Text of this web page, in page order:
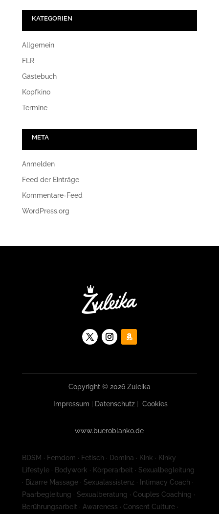
KATEGORIEN
Allgemein
FLR
Gästebuch
Kopfkino
Termine
META
Anmelden
Feed der Einträge
Kommentare-Feed
WordPress.org
Copyright © 2026 Zuleika
Impressum Datenschutz| Cookies
www.bueroblanko.de
BDSM · Femdom · Fetisch · Domina · Kink · Kinky
Lifestyle · Bodywork · Körperarbeit · Sexualbegleitung
· Bizarre Massage · Sexualassistenz · Intimacy Coach ·
Paarbegleitung · Sexualberatung · Couples Coaching ·
Berührungsarbeit · Awareness · Consent Culture ·